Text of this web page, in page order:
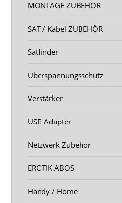
MONTAGE ZUBEHÖR
SAT / Kabel ZUBEHÖR
Satfinder
Überspannungsschutz
Verstärker
USB Adapter
Netzwerk Zubehör
EROTIK ABOS
Handy / Home